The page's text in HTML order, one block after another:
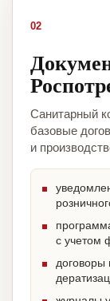
02
Санитарный
базовые
и
с учетом
договоры